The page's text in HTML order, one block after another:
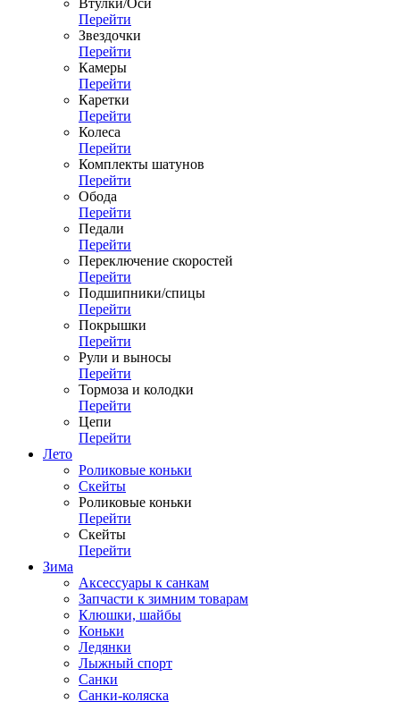
Втулки/Оси
Перейти
Звездочки
Перейти
Камеры
Перейти
Каретки
Перейти
Колеса
Перейти
Комплекты шатунов
Перейти
Обода
Перейти
Педали
Перейти
Переключение скоростей
Перейти
Подшипники/спицы
Перейти
Покрышки
Перейти
Рули и выносы
Перейти
Тормоза и колодки
Перейти
Цепи
Перейти
Лето
Роликовые коньки
Скейты
Роликовые коньки
Перейти
Скейты
Перейти
Зима
Аксессуары к санкам
Запчасти к зимним товарам
Клюшки, шайбы
Коньки
Ледянки
Лыжный спорт
Санки
Санки-коляска